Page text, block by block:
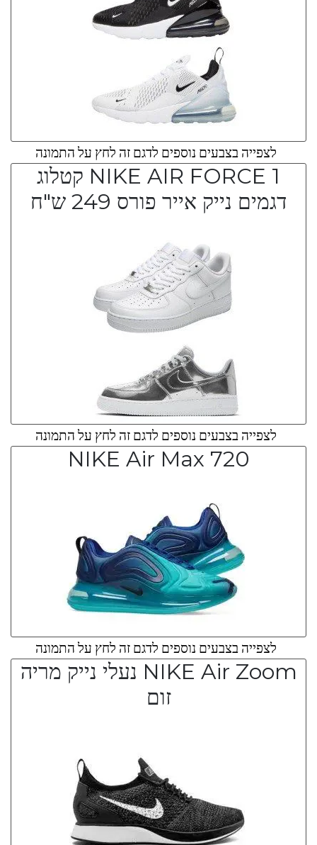
לצפייה בצבעים נוספים לדגם זה לחץ על התמונה
NIKE AIR FORCE 1 קטלוג
דגמים נייק אייר פורס 249 ש"ח
לצפייה בצבעים נוספים לדגם זה לחץ על התמונה
NIKE Air Max 720
לצפייה בצבעים נוספים לדגם זה לחץ על התמונה
NIKE Air Zoom נעלי נייק מריה
זום